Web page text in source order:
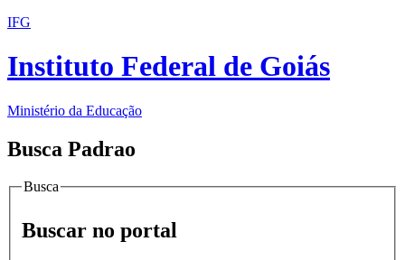
IFG
Instituto Federal de Goiás
Ministério da Educação
Busca Padrao
Busca
Buscar no portal